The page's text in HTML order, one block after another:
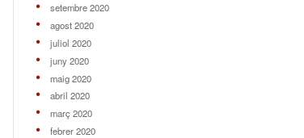
setembre 2020
agost 2020
juliol 2020
juny 2020
maig 2020
abril 2020
març 2020
febrer 2020